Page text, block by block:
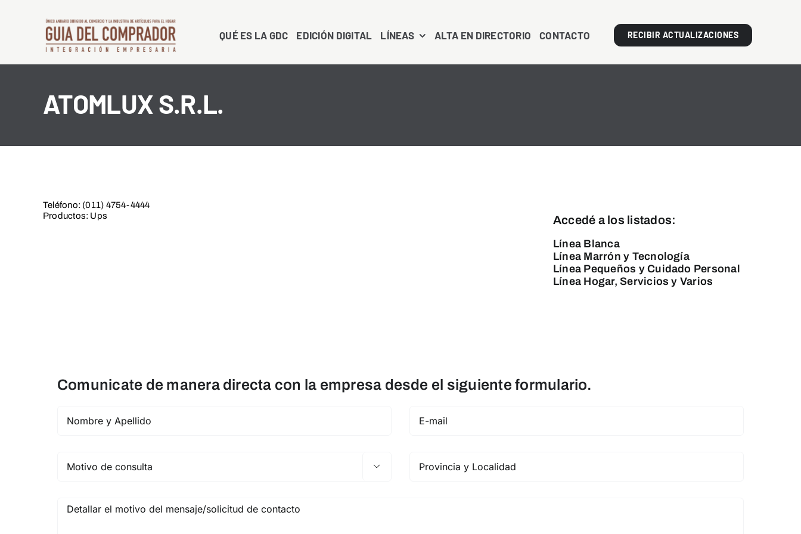
QUÉ ES LA GDC EDICIÓN DIGITAL LÍNEAS ALTA EN DIRECTORIO CONTACTO RECIBIR ACTUALIZACIONES
ATOMLUX S.R.L.
Teléfono: (011) 4754-4444
Productos: Ups
Accedé a los listados:
Línea Blanca
Línea Marrón y Tecnología
Línea Pequeños y Cuidado Personal
Línea Hogar, Servicios y Varios
Comunicate de manera directa con la empresa desde el siguiente formulario.
